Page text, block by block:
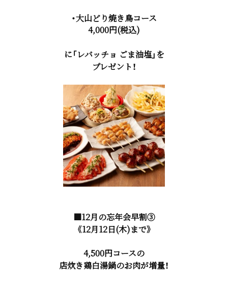
・大山どり焼き鳥コース
4,000円(税込)
に「レバッチョ ごま油塩」を
プレゼント！
■12月の忘年会早割③
《12月12日(木)まで》
4,500円コースの
店炊き鶏白湯鍋のお肉が増量！